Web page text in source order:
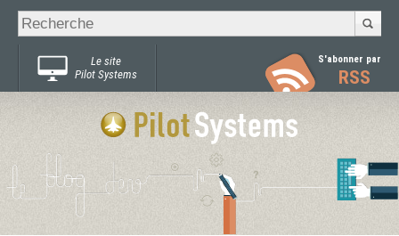
Chercher par
Recherche
avancée…
Le site
Pilot Systems
S'abonner par
RSS